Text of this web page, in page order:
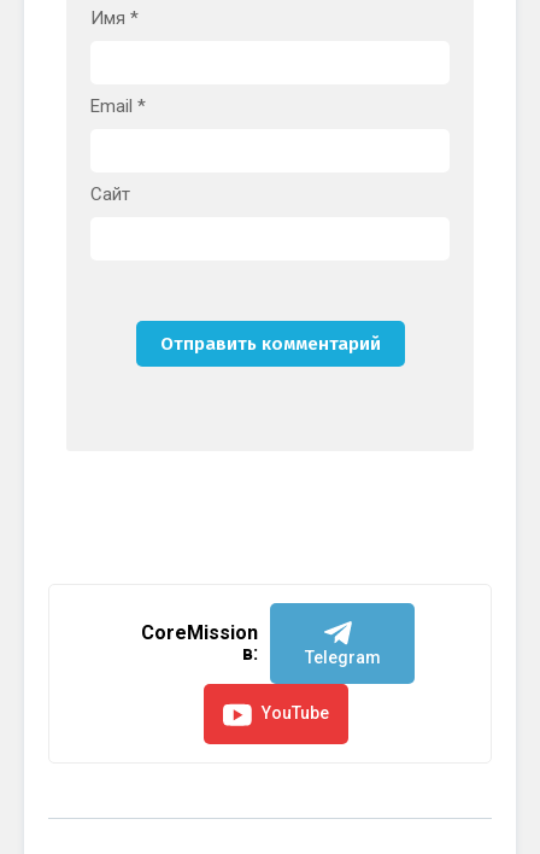
Имя *
Email *
Сайт
CoreMission
в:
Telegram
YouTube